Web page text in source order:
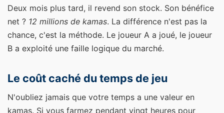
Deux mois plus tard, il revend son stock. Son bénéfice
net ? 12 millions de kamas. La différence n'est pas la
chance, c'est la méthode. Le joueur A a joué, le joueur
B a exploité une faille logique du marché.
Le coût caché du temps de jeu
N'oubliez jamais que votre temps a une valeur en
kamas. Si vous farmez pendant vingt heures pour